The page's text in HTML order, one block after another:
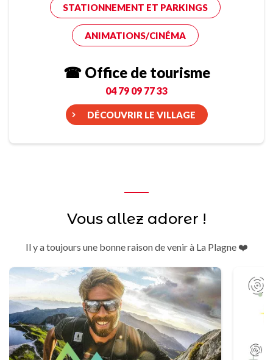
STATIONNEMENT ET PARKINGS
ANIMATIONS/CINÉMA
☎ Office de tourisme
04 79 09 77 33
DÉCOUVRIR LE VILLAGE
Vous allez adorer !
Il y a toujours une bonne raison de venir à La Plagne ❤️